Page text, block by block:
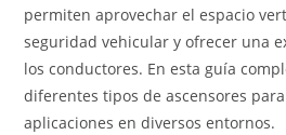
permiten aprovechar el espacio
seguridad vehicular y ofrecer una
los conductores. En esta guía
diferentes tipos de ascensores
aplicaciones en diversos entornos.